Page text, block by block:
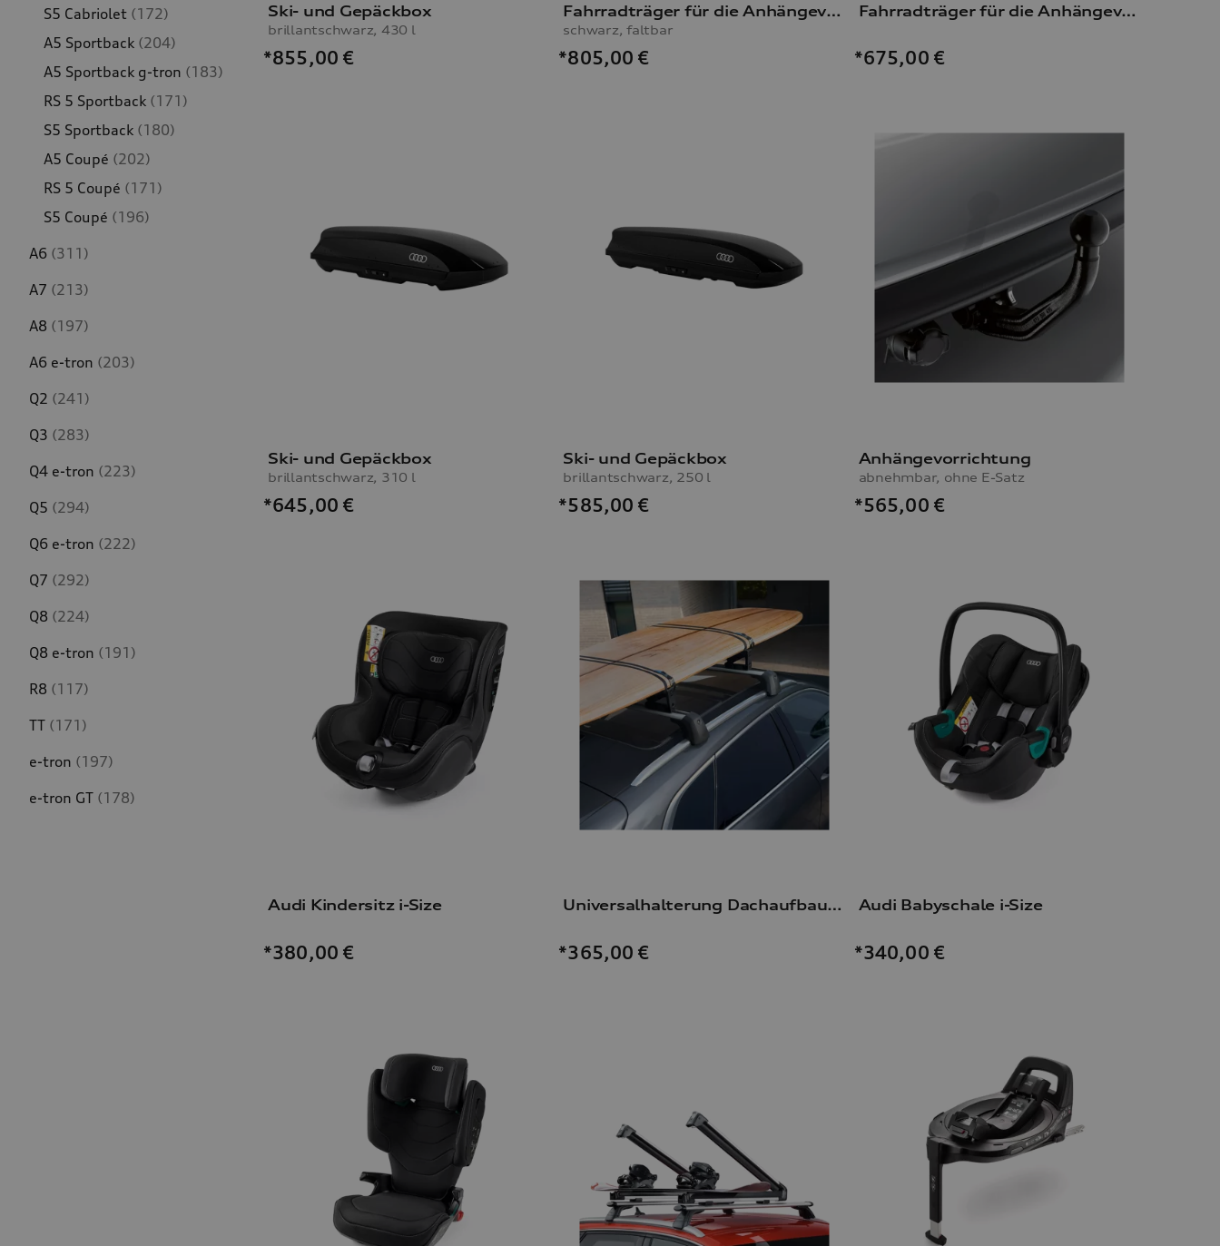
S5 Cabriolet (172)
A5 Sportback (204)
A5 Sportback g-tron (183)
RS 5 Sportback (171)
S5 Sportback (180)
A5 Coupé (202)
RS 5 Coupé (171)
S5 Coupé (196)
A6 (311)
A7 (213)
A8 (197)
A6 e-tron (203)
Q2 (241)
Q3 (283)
Q4 e-tron (223)
Q5 (294)
Q6 e-tron (222)
Q7 (292)
Q8 (224)
Q8 e-tron (191)
R8 (117)
TT (171)
e-tron (197)
e-tron GT (178)
Ski- und Gepäckbox
brillantschwarz, 430 l
*855,00 €
Fahrradträger für die Anhängevorrichtung
schwarz, faltbar
*805,00 €
Fahrradträger für die Anhängevorrichtung
*675,00 €
Ski- und Gepäckbox
brillantschwarz, 310 l
*645,00 €
Ski- und Gepäckbox
brillantschwarz, 250 l
*585,00 €
Anhängevorrichtung
abnehmbar, ohne E-Satz
*565,00 €
Audi Kindersitz i-Size
*380,00 €
Universalhalterung Dachaufbauten
*365,00 €
Audi Babyschale i-Size
*340,00 €